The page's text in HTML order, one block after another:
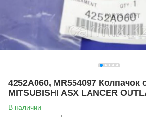
4252A060, MR554097 Колпачок
MITSUBISHI ASX LANCER
В наличии